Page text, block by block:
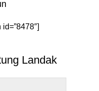
Landak